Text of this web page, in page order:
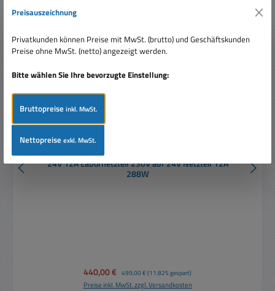
Nur 2 auf Lager!
24V 12A Labornetzteil 230V auf 24V Netzteil 12A
288W
Verkaufspreis:
440,00 € Regulärer Preis:
499,00 € (11.82% gespart)
Preise inkl. MwSt. zzgl. Versandkosten
Preisauszeichnung
Privatkunden können Preise mit MwSt. (brutto) und Geschäftskunden
Preise ohne MwSt. (netto) angezeigt werden.
Bitte wählen Sie Ihre bevorzugte Einstellung:
Bruttopreiseinkl. MwSt.
Nettopreiseexkl. MwSt.